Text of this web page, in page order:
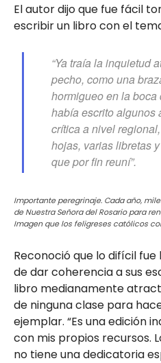
El autor dijo que fue fácil
escribir un libro con el
“Ya traía la inquietud
pecho, como una
hormigueo en la boca
había escrito algunos
crítica a nivel
hojas, varias libretas
que por fin reuní”.
Importante peregrinaje. Cada año,
de Nuestra Señora del Rosario para
Imagen que los feligreses católicos
Reconoció que lo difícil
de dar coherencia a sus
libro medianamente
de ninguna clase para
ejemplar. “Es una edición
con mis propios recursos.
no tiene una dedicatoria